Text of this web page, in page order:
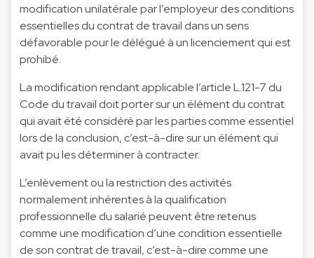
modification unilatérale par l’employeur des conditions
essentielles du contrat de travail dans un sens
défavorable pour le délégué à un licenciement qui est
prohibé.
La modification rendant applicable l’article L.121-7 du
Code du travail doit porter sur un élément du contrat
qui avait été considéré par les parties comme essentiel
lors de la conclusion, c’est-à-dire sur un élément qui
avait pu les déterminer à contracter.
L’enlèvement ou la restriction des activités
normalement inhérentes à la qualification
professionnelle du salarié peuvent être retenus
comme une modification d’une condition essentielle
de son contrat de travail, c’est-à-dire comme une